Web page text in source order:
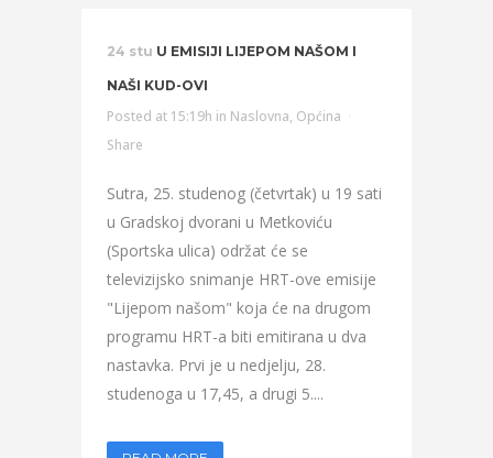
24 stu U EMISIJI LIJEPOM NAŠOM I
NAŠI KUD-OVI
Posted at 15:19h in Naslovna, Općina
Share
Sutra, 25. studenog (četvrtak) u 19 sati
u Gradskoj dvorani u Metkoviću
(Sportska ulica) održat će se
televizijsko snimanje HRT-ove emisije
"Lijepom našom" koja će na drugom
programu HRT-a biti emitirana u dva
nastavka. Prvi je u nedjelju, 28.
studenoga u 17,45, a drugi 5....